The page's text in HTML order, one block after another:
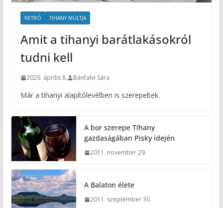
RETRÓ TIHANY MÚLTJA
Amit a tihanyi barátlakásokról
tudni kell
2026. április 8. Bánfalvi Sára
Már a tihanyi alapítólevélben is szerepeltek.
A bor szerepe Tihany
gazdaságában Pisky idején
2011. november 29.
A Balaton élete
2011. szeptember 30.